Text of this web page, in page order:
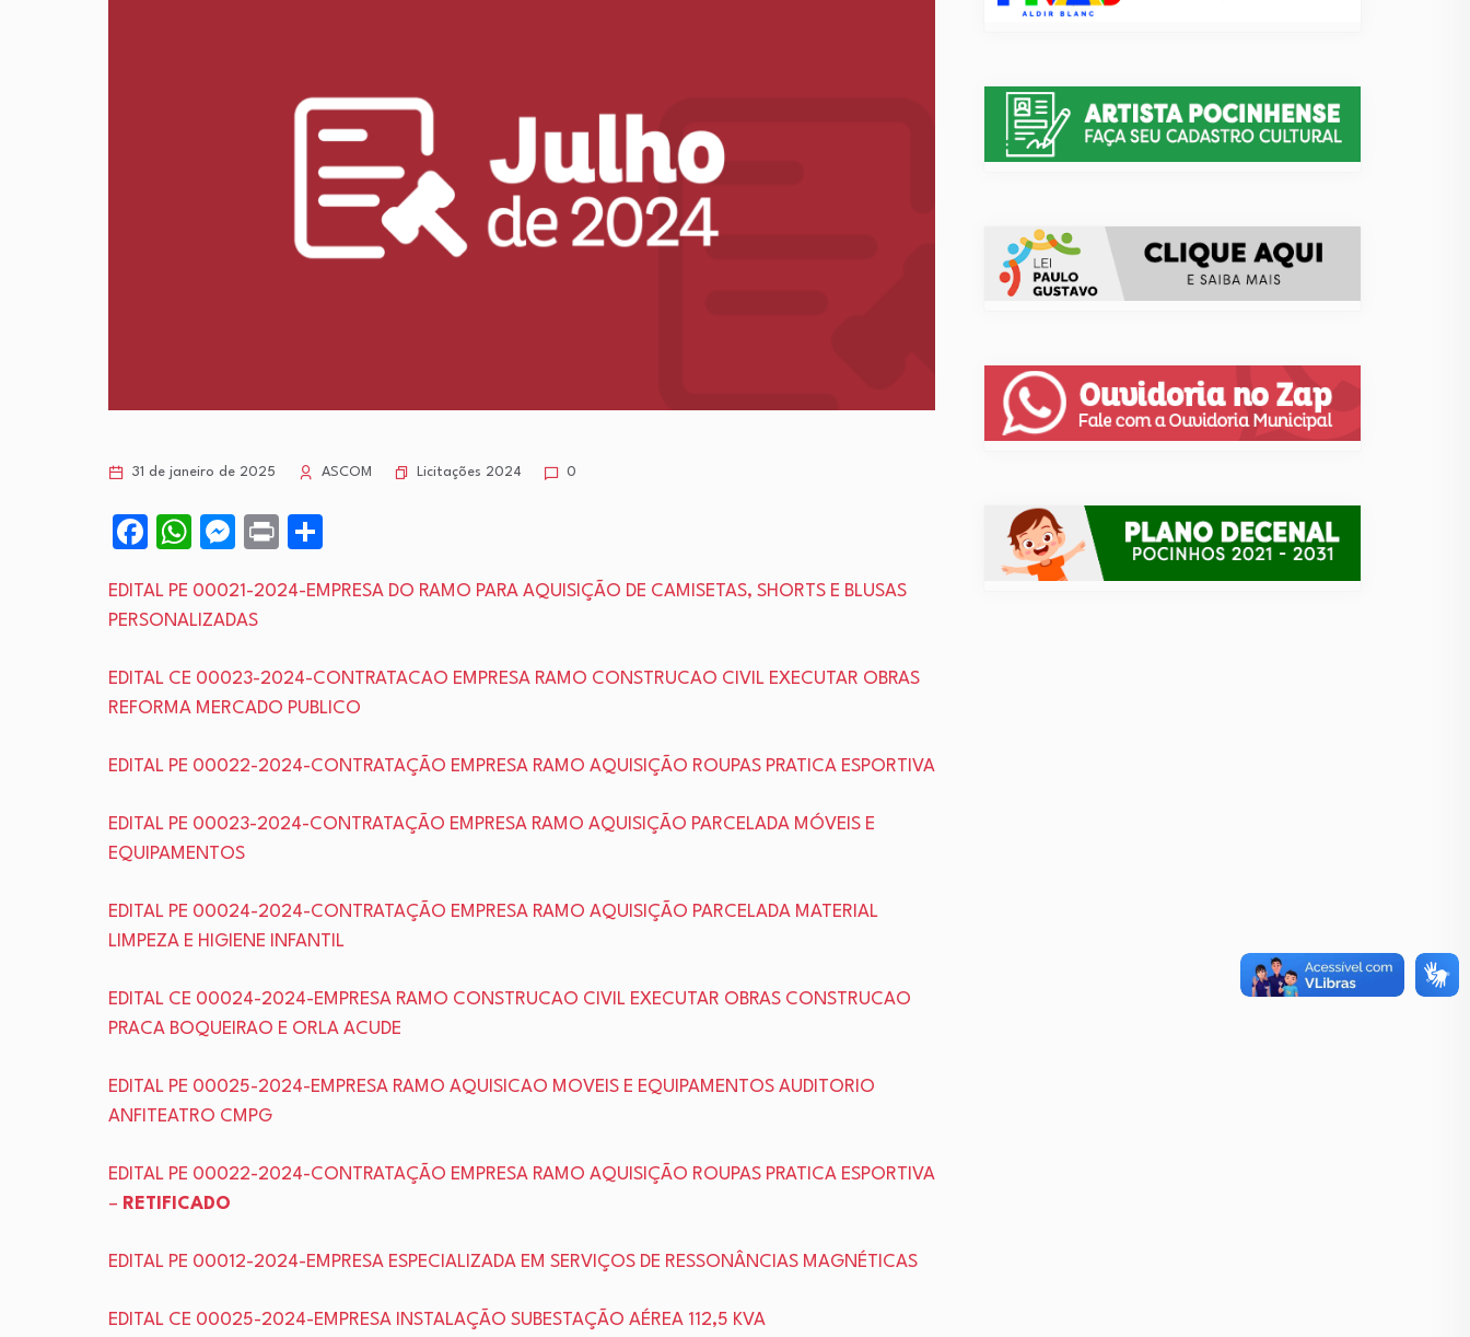
31 de janeiro de 2025 ASCOM Licitações 2024 0
Facebook
WhatsApp
Messenger
Print
EDITAL PE 00021-2024-EMPRESA DO RAMO PARA AQUISIÇÃO DE CAMISETAS, SHORTS E BLUSAS
PERSONALIZADAS
EDITAL CE 00023-2024-CONTRATACAO EMPRESA RAMO CONSTRUCAO CIVIL EXECUTAR OBRAS
REFORMA MERCADO PUBLICO
EDITAL PE 00022-2024-CONTRATAÇÃO EMPRESA RAMO AQUISIÇÃO ROUPAS PRATICA ESPORTIVA
EDITAL PE 00023-2024-CONTRATAÇÃO EMPRESA RAMO AQUISIÇÃO PARCELADA MÓVEIS E
EQUIPAMENTOS
EDITAL PE 00024-2024-CONTRATAÇÃO EMPRESA RAMO AQUISIÇÃO PARCELADA MATERIAL
LIMPEZA E HIGIENE INFANTIL
EDITAL CE 00024-2024-EMPRESA RAMO CONSTRUCAO CIVIL EXECUTAR OBRAS CONSTRUCAO
PRACA BOQUEIRAO E ORLA ACUDE
EDITAL PE 00025-2024-EMPRESA RAMO AQUISICAO MOVEIS E EQUIPAMENTOS AUDITORIO
ANFITEATRO CMPG
EDITAL PE 00022-2024-CONTRATAÇÃO EMPRESA RAMO AQUISIÇÃO ROUPAS PRATICA ESPORTIVA
– RETIFICADO
EDITAL PE 00012-2024-EMPRESA ESPECIALIZADA EM SERVIÇOS DE RESSONÂNCIAS MAGNÉTICAS
EDITAL CE 00025-2024-EMPRESA INSTALAÇÃO SUBESTAÇÃO AÉREA 112,5 KVA